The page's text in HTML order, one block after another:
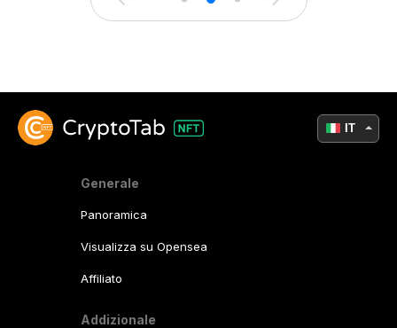
Generale
Panoramica
Visualizza su Opensea
Affiliato
Addizionale
IT